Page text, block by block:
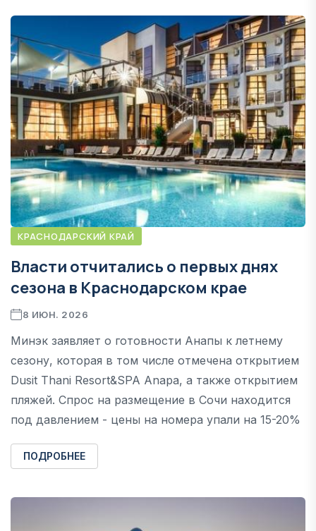
КРАСНОДАРСКИЙ КРАЙ
Власти отчитались о первых днях
сезона в Краснодарском крае
8 ИЮН. 2026
Минэк заявляет о готовности Анапы к летнему
сезону, которая в том числе отмечена открытием
Dusit Thani Resort&SPA Anapa, а также открытием
пляжей. Спрос на размещение в Сочи находится
под давлением - цены на номера упали на 15-20%
ПОДРОБНЕЕ